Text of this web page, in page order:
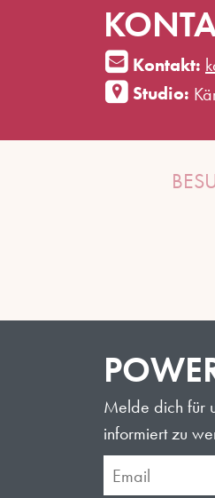
Kontakt:
Studio:
Melde dich für
informiert zu